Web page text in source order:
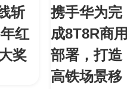
斩
红
奖
携手华为完
成8T8R商
部署，打造
高铁场景移